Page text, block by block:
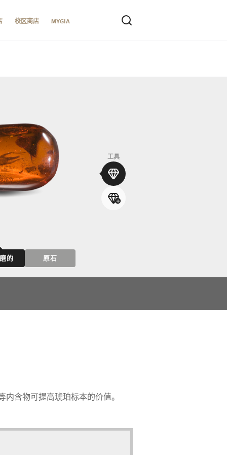
校区商店 MYGIA
的 原石
工具
含物可提高琥珀标本的价值。